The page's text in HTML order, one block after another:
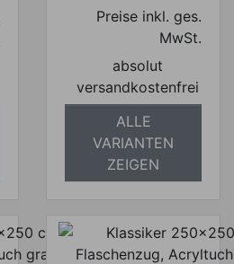
Preise inkl. ges.
MwSt.
absolut
versandkostenfrei
ALLE
VARIANTEN
ZEIGEN